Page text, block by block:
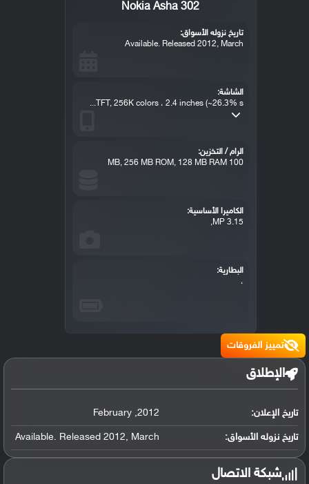
Nokia Asha 302
تاريخ نزوله الأسواق:
Available. Released 2012, March
الشاشة:
TFT, 256K colors ، 2.4 inches (~26.3% s...
الرام / التخزين:
100 MB, 256 MB ROM, 128 MB RAM
الكاميرا الأساسية:
3.15 MP,
البطارية:
،
تمييز الفروقات
الإطلاق
تاريخ الإعلان: 2012
,
February
تاريخ نزوله الأسواق: Available. Released 2012, March
شبكة الاتصال